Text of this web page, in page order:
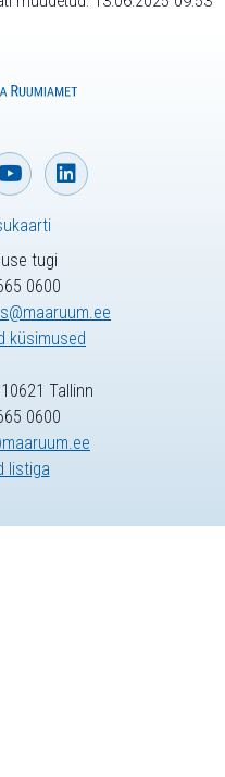
tugi
0600
küsimused
Tallinn
0600
listiga